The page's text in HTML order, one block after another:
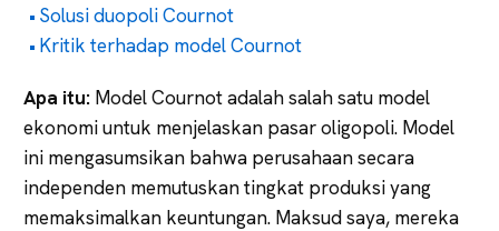
Solusi duopoli Cournot
Kritik terhadap model Cournot
Apa itu: Model Cournot adalah salah satu model
ekonomi untuk menjelaskan pasar oligopoli. Model
ini mengasumsikan bahwa perusahaan secara
independen memutuskan tingkat produksi yang
memaksimalkan keuntungan. Maksud saya, mereka